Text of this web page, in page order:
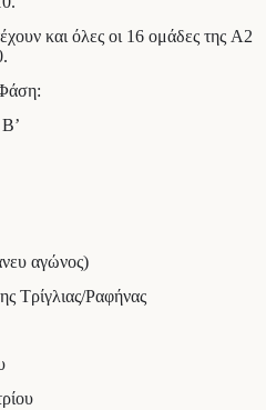
και όλες οι 16 ομάδες της Α2
αγώνος)
Τρίγλιας/Ραφήνας